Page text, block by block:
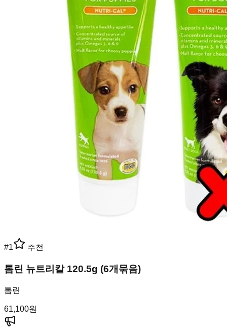
#1 추천
톰린 뉴트리칼 120.5g (6개묶음)
톰린
61,100원